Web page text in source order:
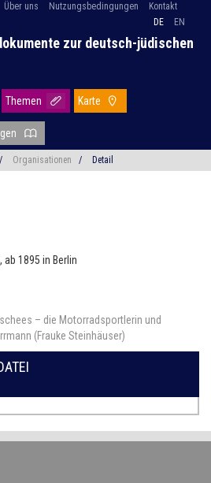
Über uns Nutzungsbedingungen
Kontakt
DE
EN
zur deutsch-jüdischen
Themen Karte
/ Organisationen / Detail
1895 in Berlin
– die Motorradsportlerin und
(Frauke Steinhäuser)